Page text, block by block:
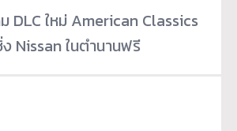
DLC ใหม่ American Classics
Nissan ในตำนานฟรี